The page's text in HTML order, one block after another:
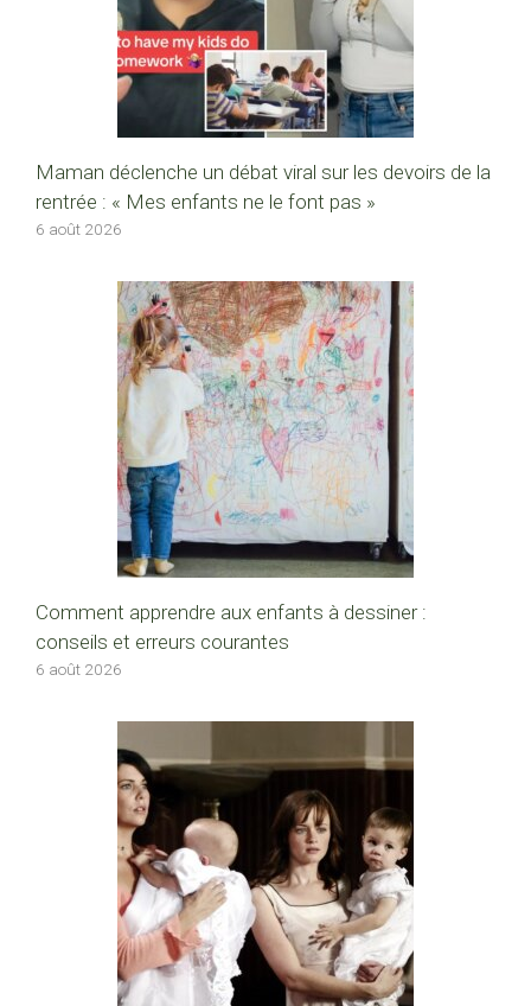
Maman déclenche un débat viral sur les devoirs de la
rentrée : « Mes enfants ne le font pas »
6 août 2026
Comment apprendre aux enfants à dessiner :
conseils et erreurs courantes
6 août 2026